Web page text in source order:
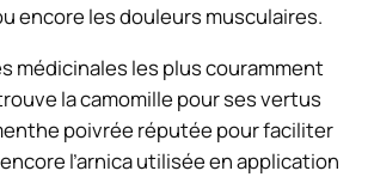
encore les douleurs musculaires.
médicinales les plus couramment
la camomille pour ses vertus
poivrée réputée pour faciliter
l’arnica utilisée en application